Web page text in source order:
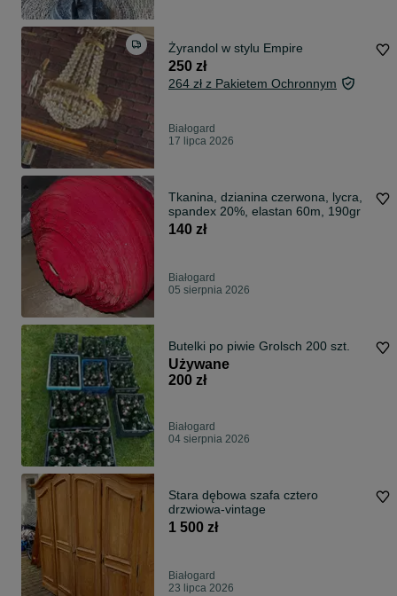
Żyrandol w stylu Empire
250 zł
264 zł z Pakietem Ochronnym
Białogard
17 lipca 2026
Tkanina, dzianina czerwona, lycra,
spandex 20%, elastan 60m, 190gr
140 zł
Białogard
05 sierpnia 2026
Butelki po piwie Grolsch 200 szt.
Używane
200 zł
Białogard
04 sierpnia 2026
Stara dębowa szafa cztero
drzwiowa-vintage
1 500 zł
Białogard
23 lipca 2026